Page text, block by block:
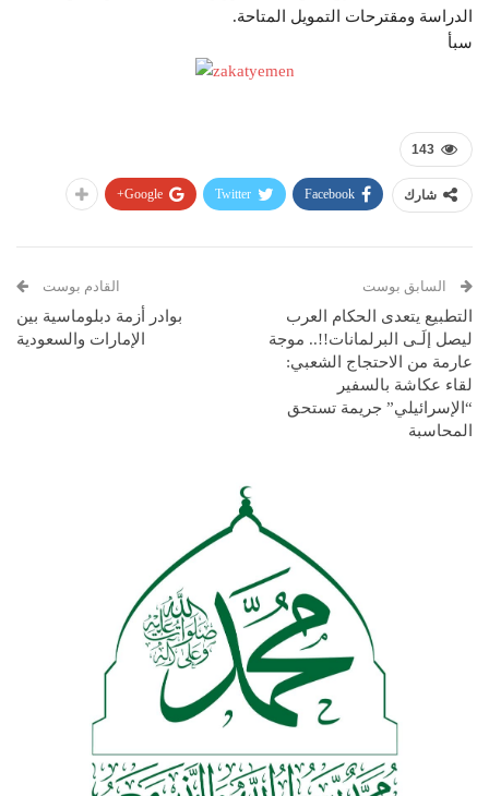
الدراسة ومقترحات التمويل المتاحة.
سبأ
143
شارك Facebook
Twitter
Google+
السابق بوست
التطبيع يتعدى الحكام العرب
ليصل إلَـى البرلمانات!!.. موجة
عارمة من الاحتجاج الشعبي:
لقاء عكاشة بالسفير
“الإسرائيلي” جريمة تستحق
المحاسبة
القادم بوست
بوادر أزمة دبلوماسية بين
الإمارات والسعودية